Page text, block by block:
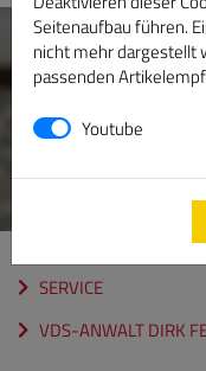
SERVICE
VDS-ANWALT DIRK
Seitenaufbau führen.
nicht mehr dargestellt
passenden
Youtube